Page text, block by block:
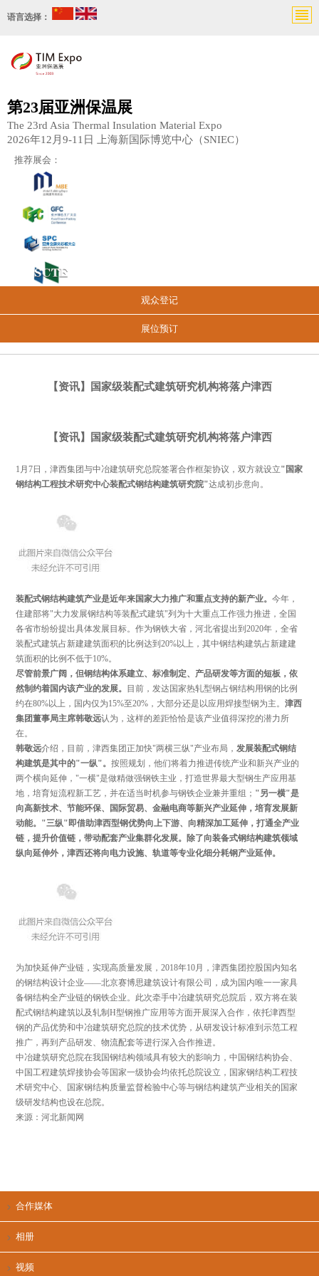
语言选择：
第23届亚洲保温展
The 23rd Asia Thermal Insulation Material Expo
2026年12月9-11日 上海新国际博览中心（SNIEC）
推荐展会：
观众登记
展位预订
【资讯】国家级装配式建筑研究机构将落户津西
【资讯】国家级装配式建筑研究机构将落户津西
1月7日，津西集团与中冶建筑研究总院签署合作框架协议，双方就设立"国家
钢结构工程技术研究中心装配式钢结构建筑研究院"达成初步意向。
装配式钢结构建筑产业是近年来国家大力推广和重点支持的新产业。今年，
住建部将"大力发展钢结构等装配式建筑"列为十大重点工作强力推进，全国
各省市纷纷提出具体发展目标。作为钢铁大省，河北省提出到2020年，全省
装配式建筑占新建建筑面积的比例达到20%以上，其中钢结构建筑占新建建
筑面积的比例不低于10%。
尽管前景广阔，但钢结构体系建立、标准制定、产品研发等方面的短板，依
然制约着国内该产业的发展。 目前，发达国家热轧型钢占钢结构用钢的比例
约在80%以上，国内仅为15%至20%，大部分还是以应用焊接型钢为主。津西
集团董事局主席韩敬远认为，这样的差距恰恰是该产业值得深挖的潜力所
在。
韩敬远介绍，目前，津西集团正加快"两横三纵"产业布局，发展装配式钢结
构建筑是其中的"一纵"。按照规划，他们将着力推进传统产业和新兴产业的
两个横向延伸，"一横"是做精做强钢铁主业，打造世界最大型钢生产应用基
地，培育短流程新工艺，并在适当时机参与钢铁企业兼并重组； "另一横"是
向高新技术、节能环保、国际贸易、金融电商等新兴产业延伸，培育发展新
动能。 "三纵"即借助津西型钢优势向上下游、向精深加工延伸，打通全产业
链，提升价值链，带动配套产业集群化发展。除了向装备式钢结构建筑领域
纵向延伸外，津西还将向电力设施、轨道等专业化细分耗钢产业延伸。
为加快延伸产业链，实现高质量发展，2018年10月，津西集团控股国内知名
的钢结构设计企业——北京赛博思建筑设计有限公司 ，成为国内唯一一家具
备钢结构全产业链的钢铁企业。此次牵手中冶建筑研究总院后，双方将在装
配式钢结构建筑以及轧制H型钢推广应用等方面开展深入合作，依托津西型
钢的产品优势和中冶建筑研究总院的技术优势，从研发设计标准到示范工程
推广，再到产品研发、物流配套等进行深入合作推进。
中冶建筑研究总院在我国钢结构领域具有较大的影响力，中国钢结构协会、
中国工程建筑焊接协会等国家一级协会均依托总院设立，国家钢结构工程技
术研究中心、国家钢结构质量监督检验中心等与钢结构建筑产业相关的国家
级研发结构也设在总院。
来源 ：河北新闻网
合作媒体
相册
视频